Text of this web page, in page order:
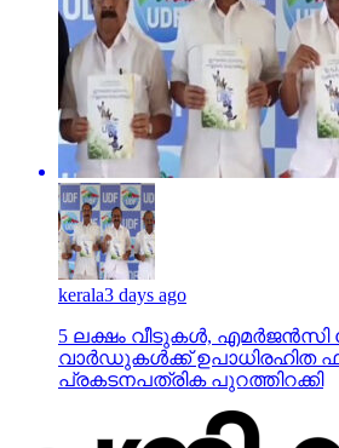
kerala3 days ago
5 ലക്ഷം വീടുകള്‍, എമര്‍ജന്‍സി
വാര്‍ഡുകള്‍ക്ക് ഉപാധിരഹിത
പ്രകടനപത്രിക പുറത്തിറക്കി